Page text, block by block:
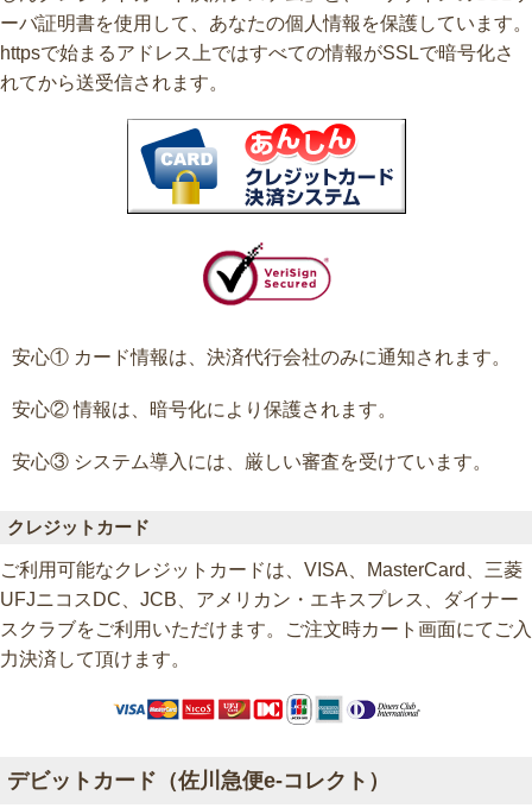
ーバ証明書を使用して、あなたの個人情報を保護しています。
httpsで始まるアドレス上ではすべての情報がSSLで暗号化さ
れてから送受信されます。
安心① カード情報は、決済代行会社のみに通知されます。
安心② 情報は、暗号化により保護されます。
安心③ システム導入には、厳しい審査を受けています。
クレジットカード
ご利用可能なクレジットカードは、VISA、MasterCard、三菱
UFJニコスDC、JCB、アメリカン・エキスプレス、ダイナー
スクラブをご利用いただけます。ご注文時カート画面にてご入
力決済して頂けます。
デビットカード（佐川急便e-コレクト）